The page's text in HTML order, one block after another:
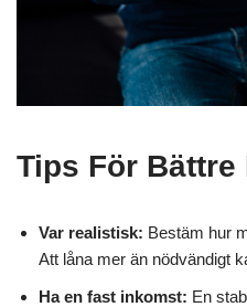
Tips För
Var realistisk: Bestäm hur
Att låna mer än nödvändigt
Ha en fast inkomst: En